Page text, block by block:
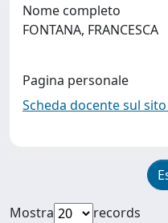
Nome completo
FONTANA, FRANCESCA
Pagina personale
Scheda docente sul
Mostra
records